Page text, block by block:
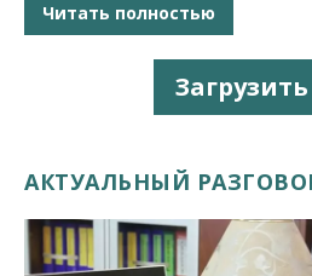
Читать полностью
АКТУАЛЬНЫЙ